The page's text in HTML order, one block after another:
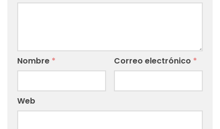
Nombre * Correo electrónico *
Web